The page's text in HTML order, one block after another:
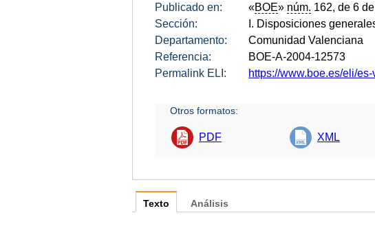
Publicado en: «BOE» núm. 162, de 6
Sección:
I. Disposiciones
Departamento:
Comunidad Valenciana
Referencia:
BOE-A-2004-12573
Permalink ELI:
https://www.boe.es/eli/
Otros formatos:
PDF XML
Texto Análisis